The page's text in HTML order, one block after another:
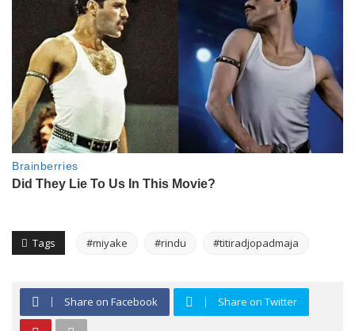
Tags #miyake #rindu #titiradjopadmaja
Share on Facebook Share on Twitter